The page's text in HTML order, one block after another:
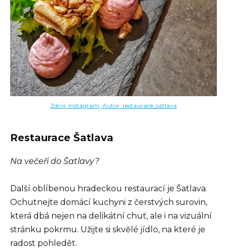
Zdroj: Instagram, Autor: restaurace_satlava
Restaurace Šatlava
Na večeři do Šatlavy?
Další oblíbenou hradeckou restaurací je Šatlava.
Ochutnejte domácí kuchyni z čerstvých surovin,
která dbá nejen na delikátní chuť, ale i na vizuální
stránku pokrmu. Užijte si skvělé jídlo, na které je
radost pohledět.